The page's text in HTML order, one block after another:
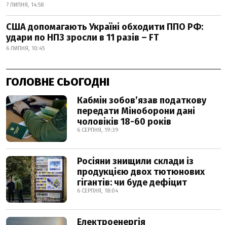
7 ЛИПНЯ, 14:58
США допомагають Україні обходити ППО РФ:
удари по НПЗ зросли в 11 разів – FT
6 ЛИПНЯ, 10:45
ГОЛОВНЕ СЬОГОДНІ
Кабмін зобовʼязав податкову
передати Міноборони дані
чоловіків 18-60 років
6 СЕРПНЯ, 19:39
Росіяни знищили склади із
продукцією двох тютюнових
гігантів: чи буде дефіцит
6 СЕРПНЯ, 18:04
Електроенергія